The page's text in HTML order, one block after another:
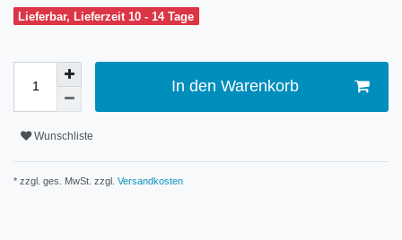
Lieferbar, Lieferzeit 10 - 14 Tage
In den Warenkorb
Wunschliste
* zzgl. ges. MwSt. zzgl. Versandkosten